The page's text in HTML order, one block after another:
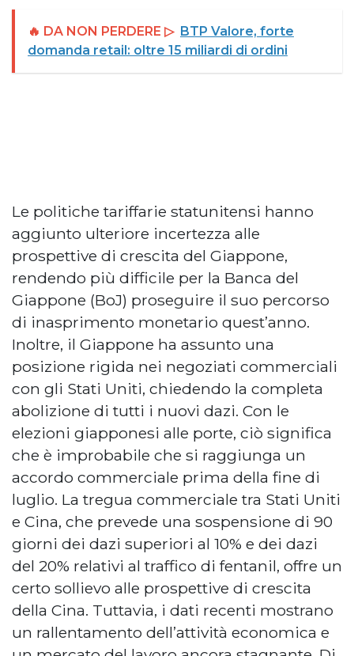
🔥 DA NON PERDERE ▷ BTP Valore, forte
domanda retail: oltre 15 miliardi di ordini
Le politiche tariffarie statunitensi hanno
aggiunto ulteriore incertezza alle
prospettive di crescita del Giappone,
rendendo più difficile per la Banca del
Giappone (BoJ) proseguire il suo percorso
di inasprimento monetario quest’anno.
Inoltre, il Giappone ha assunto una
posizione rigida nei negoziati commerciali
con gli Stati Uniti, chiedendo la completa
abolizione di tutti i nuovi dazi. Con le
elezioni giapponesi alle porte, ciò significa
che è improbabile che si raggiunga un
accordo commerciale prima della fine di
luglio. La tregua commerciale tra Stati Uniti
e Cina, che prevede una sospensione di 90
giorni dei dazi superiori al 10% e dei dazi
del 20% relativi al traffico di fentanil, offre un
certo sollievo alle prospettive di crescita
della Cina. Tuttavia, i dati recenti mostrano
un rallentamento dell’attività economica e